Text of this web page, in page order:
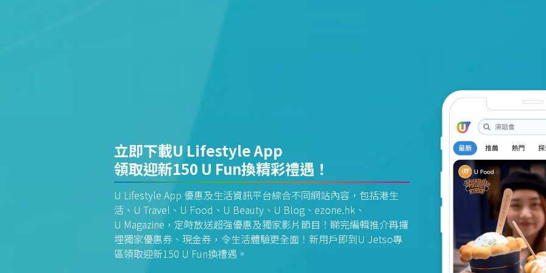
立即下載U Lifestyle App
領取迎新150 U Fun換精彩禮遇！
U Lifestyle App 優惠及生活資訊平台綜合不同網站內容，包括港生
活、U Travel、U Food、U Beauty、U Blog、ezone.hk、
U Magazine，定時放送超強優惠及獨家影片節目！睇完編輯推介再攞
埋獨家優惠券、現金券，令生活體驗更全面！新用戶即到U Jetso專
區領取迎新150 U Fun換禮遇。